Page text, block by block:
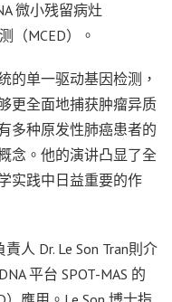
微小残留病灶
（MCED）。
的单一驱动基因检测，
更全面地捕获肿瘤异质
多种原发性肺癌患者的
念。他的演讲凸显了全
实践中日益重要的作
人 Dr. Le Son Tran則介
平台 SPOT-MAS 的